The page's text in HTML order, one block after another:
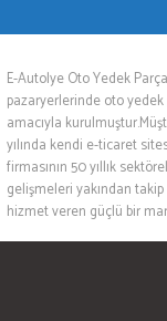
E-Autolye Oto Yedek
pazaryerlerinde oto
amacıyla
yılında kendi e-ticaret
firmasının 50 yıllık
gelişmeleri yakından
hizmet veren güçlü bir